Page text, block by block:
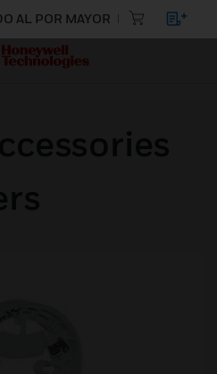
AL POR MAYOR